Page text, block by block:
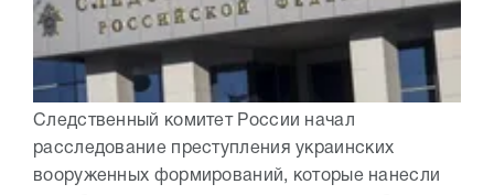
Следственный комитет России начал
расследование преступления украинских
вооруженных формирований, которые нанесли